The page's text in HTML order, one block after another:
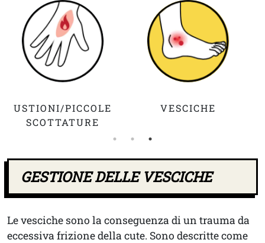
USTIONI/PICCOLE
SCOTTATURE
VESCICHE
GESTIONE DELLE VESCICHE
Le vesciche sono la conseguenza di un trauma da
eccessiva frizione della cute. Sono descritte come